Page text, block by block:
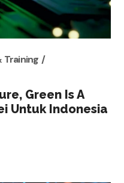
Training
Green Is A
Untuk Indonesia